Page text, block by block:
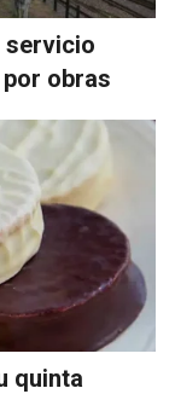
servicio
obras
quinta